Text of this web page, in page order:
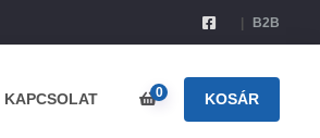
B2B
KAPCSOLAT 0 KOSÁR